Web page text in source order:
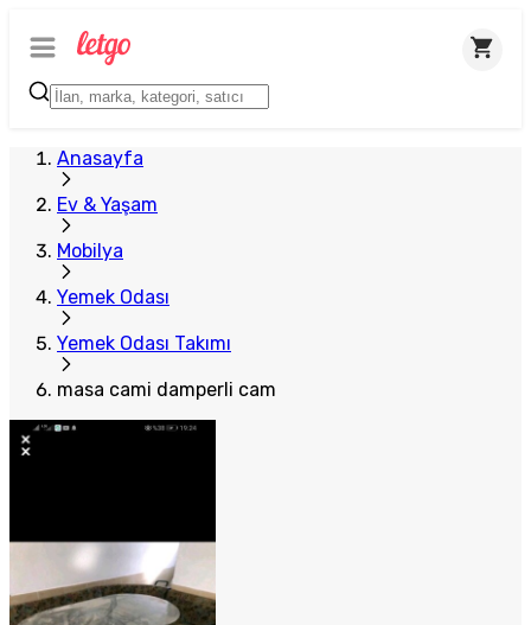
Anasayfa
Ev & Yaşam
Mobilya
Yemek Odası
Yemek Odası Takımı
masa cami damperli cam